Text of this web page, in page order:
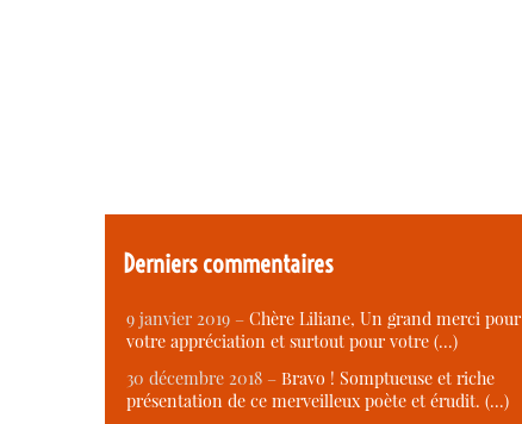
Derniers commentaires
9 janvier 2019 – Chère Liliane, Un grand merci pour
votre appréciation et surtout pour votre (…)
30 décembre 2018 – Bravo ! Somptueuse et riche
présentation de ce merveilleux poète et érudit. (…)